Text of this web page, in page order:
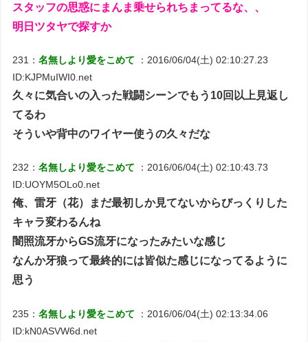
スタッフの思惑にまんま乗せられちまってるな、、
明日ツタヤで探すか
231：名無しより愛をこめて
：2016/06/04(土) 02:10:27.23
ID:KJPMuIWI0.net
久々に気合いの入った戦闘シーンでもう10回以上見返し
てるわ
そういや背中のワイヤー使うの久々だな
232：名無しより愛をこめて
：2016/06/04(土) 02:10:43.73
ID:UOYM5OLo0.net
俺、雷牙（花）まだ最初しか見てないからびっくりした
キャラ変わるんね
闇照流牙からGS流牙になったみたいな感じ
なんか牙狼って最終的には皆似た感じになってるように
思う
235：名無しより愛をこめて
：2016/06/04(土) 02:13:34.06
ID:kN0ASVW6d.net